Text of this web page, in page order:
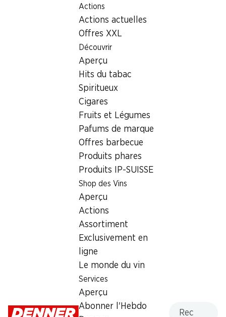
Actions
Actions actuelles
Offres XXL
Découvrir
Aperçu
Hits du tabac
Spiritueux
Cigares
Fruits et Légumes
Pafums de marque
Offres barbecue
Produits phares
Produits IP-SUISSE
Shop des Vins
Aperçu
Actions
Assortiment
Exclusivement en
ligne
Le monde du vin
Services
Aperçu
Abonner l'Hebdo
Localisateur de succursales
Succursale Denner Werdstrasse 36, 8004 Zürich
8004 Zürich
Succursale Denner
Werdstrasse 36, 8004 Zürich
Heures d'ouverture
Mercredi